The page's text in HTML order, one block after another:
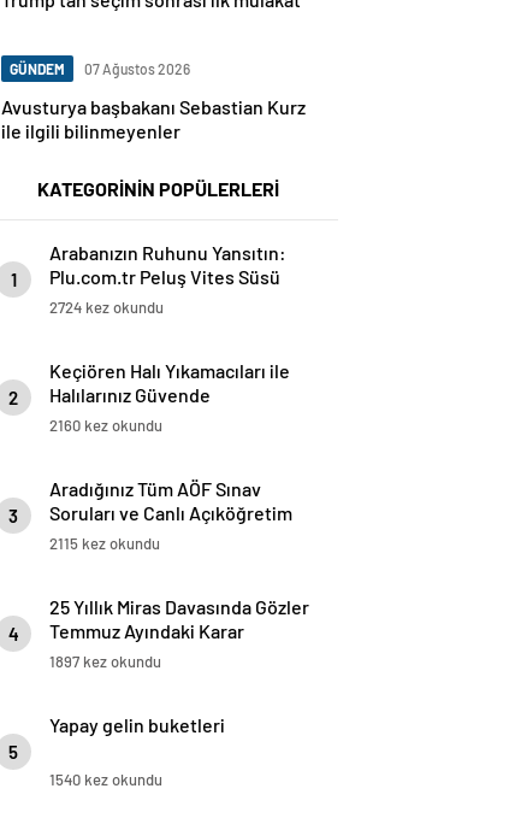
GÜNDEM 07 Ağustos 2026
Avusturya başbakanı Sebastian Kurz
ile ilgili bilinmeyenler
KATEGORİNİN POPÜLERLERİ
1
Arabanızın Ruhunu Yansıtın:
Plu.com.tr Peluş Vites Süsü
Modelleri
2724 kez okundu
2
Keçiören Halı Yıkamacıları ile
Halılarınız Güvende
2160 kez okundu
3
Aradığınız Tüm AÖF Sınav
Soruları ve Canlı Açıköğretim
Forumu Burada
2115 kez okundu
4
25 Yıllık Miras Davasında Gözler
Temmuz Ayındaki Karar
Duruşmasına Çevrildi
1897 kez okundu
5
Yapay gelin buketleri
1540 kez okundu